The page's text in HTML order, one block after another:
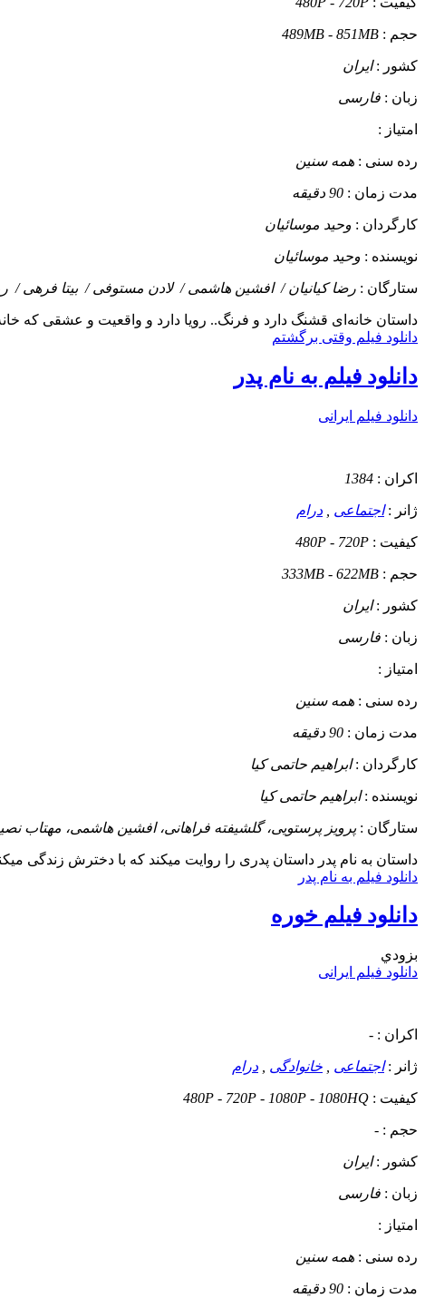
حجم : 489MB - 851MB
کشور :ایران
زبان : فارسی
امتیاز :
رده سنی : همه سنین
مدت زمان : 90 دقیقه
کارگردان : وحید موسائیان
نویسنده : وحید موسائیان
ستارگان : رضا کیانیان / افشین هاشمی / لادن مستوفی / بیتا فرهی /
داستان خانه‌ای قشنگ دارد و فرنگ.. رویا دارد و واقعیت و عشقی که
دانلود فیلم وقتی برگشتم
دانلود فیلم به نام پدر
دانلود فیلم ایرانی
اکران : 1384
ژانر :اجتماعی درام
کیفیت : 480P - 720P
حجم : 333MB - 622MB
کشور :ایران
زبان : فارسی
امتیاز :
رده سنی : همه سنین
مدت زمان : 90 دقیقه
کارگردان :ابراهیم حاتمی کیا
نویسنده :ابراهیم حاتمی کیا
ستارگان :پرویز پرستویی، گلشیفته فراهانی، افشین هاشمی، مهتاب
داستان به نام پدر داستان پدری را روایت میکند که با دخترش زندگی
دانلود فیلم به نام پدر
دانلود فیلم خوره
بزودي
دانلود فیلم ایرانی
اکران : -
ژانر :اجتماعی خانوادگی درام
کیفیت : 480P - 720P - 1080P - 1080HQ
حجم : -
کشور :ایران
زبان : فارسی
امتیاز :
رده سنی : همه سنین
مدت زمان : 90 دقیقه